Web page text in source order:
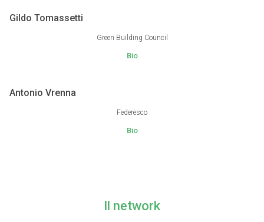
Gildo Tomassetti
Green Building Council
Bio
Antonio Vrenna
Federesco
Bio
Il network